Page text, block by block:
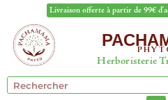
Livraison offerte à partir de 99€
Herboristerie